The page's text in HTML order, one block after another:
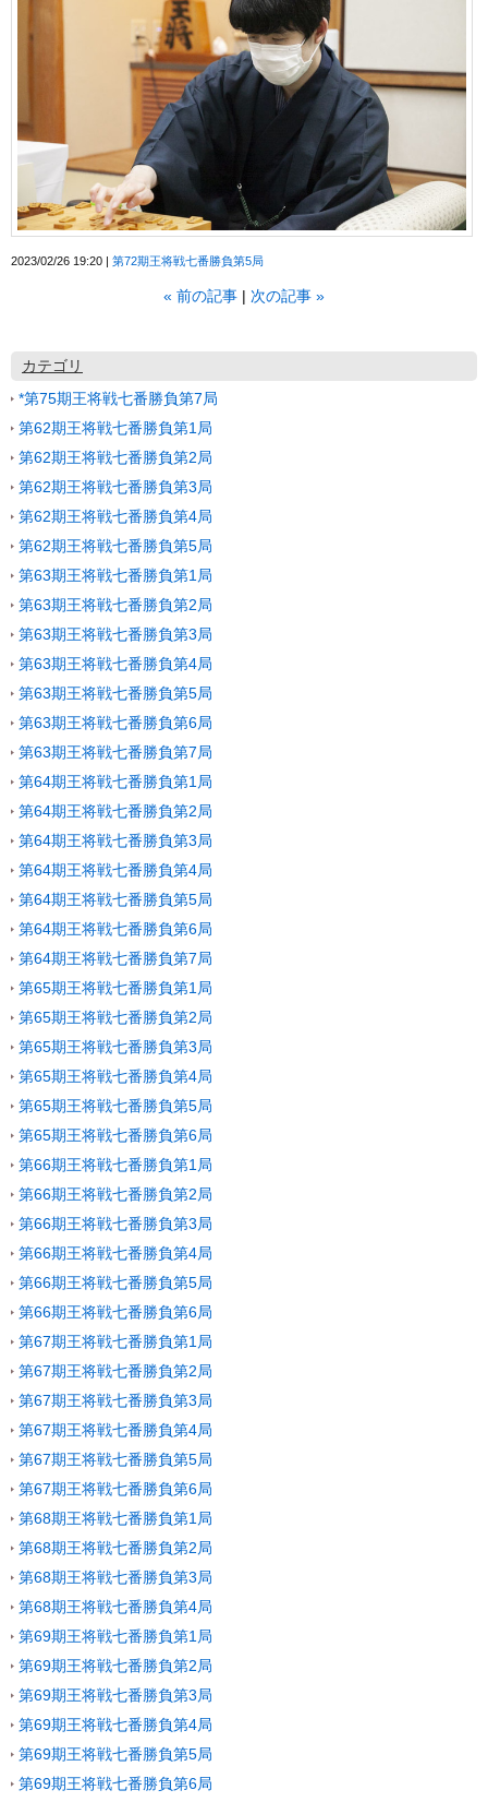
2023/02/26 19:20 第72期王将戦七番勝負第5局
« 前の記事 次の記事 »
カテゴリ
*第75期王将戦七番勝負第7局
第62期王将戦七番勝負第1局
第62期王将戦七番勝負第2局
第62期王将戦七番勝負第3局
第62期王将戦七番勝負第4局
第62期王将戦七番勝負第5局
第63期王将戦七番勝負第1局
第63期王将戦七番勝負第2局
第63期王将戦七番勝負第3局
第63期王将戦七番勝負第4局
第63期王将戦七番勝負第5局
第63期王将戦七番勝負第6局
第63期王将戦七番勝負第7局
第64期王将戦七番勝負第1局
第64期王将戦七番勝負第2局
第64期王将戦七番勝負第3局
第64期王将戦七番勝負第4局
第64期王将戦七番勝負第5局
第64期王将戦七番勝負第6局
第64期王将戦七番勝負第7局
第65期王将戦七番勝負第1局
第65期王将戦七番勝負第2局
第65期王将戦七番勝負第3局
第65期王将戦七番勝負第4局
第65期王将戦七番勝負第5局
第65期王将戦七番勝負第6局
第66期王将戦七番勝負第1局
第66期王将戦七番勝負第2局
第66期王将戦七番勝負第3局
第66期王将戦七番勝負第4局
第66期王将戦七番勝負第5局
第66期王将戦七番勝負第6局
第67期王将戦七番勝負第1局
第67期王将戦七番勝負第2局
第67期王将戦七番勝負第3局
第67期王将戦七番勝負第4局
第67期王将戦七番勝負第5局
第67期王将戦七番勝負第6局
第68期王将戦七番勝負第1局
第68期王将戦七番勝負第2局
第68期王将戦七番勝負第3局
第68期王将戦七番勝負第4局
第69期王将戦七番勝負第1局
第69期王将戦七番勝負第2局
第69期王将戦七番勝負第3局
第69期王将戦七番勝負第4局
第69期王将戦七番勝負第5局
第69期王将戦七番勝負第6局